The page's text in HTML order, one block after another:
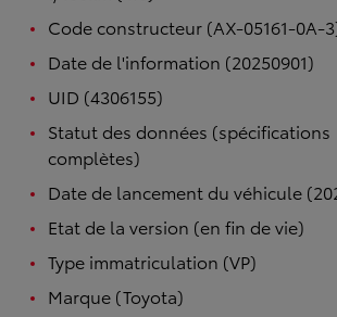
Code constructeur (AX-05161-0A-
Date de l'information (20250901)
UID (4306155)
Statut des données (spécifications
complètes)
Date de lancement du véhicule
Etat de la version (en fin de vie)
Type immatriculation (VP)
Marque (Toyota)